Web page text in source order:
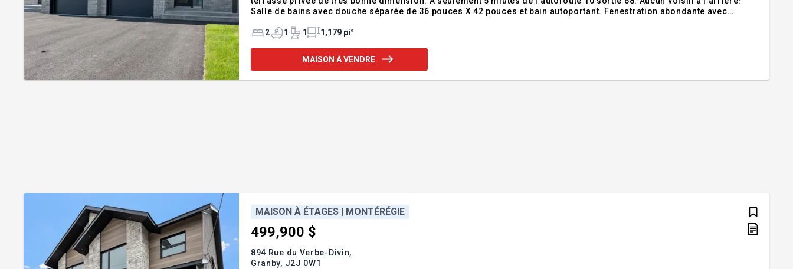
Salle de bains avec douche séparée de 36 pouces X 42 pouces et bain autoportant. Fenestration abondante avec
INCLUSIONS Certificat de localisati
2 1 1 1,179 pi²
MAISON À VENDRE
MAISON À ÉTAGES | MONTÉRÉGIE
499,900 $
894 Rue du Verbe-Divin,
Granby, J2J 0W1